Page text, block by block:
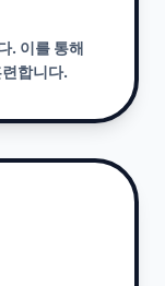
. 이를 통해
합니다.